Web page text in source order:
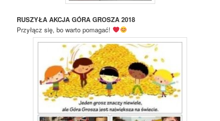
RUSZYŁA AKCJAGÓRA GROSZA 2018
Przyłącz się, bo warto pomagać!